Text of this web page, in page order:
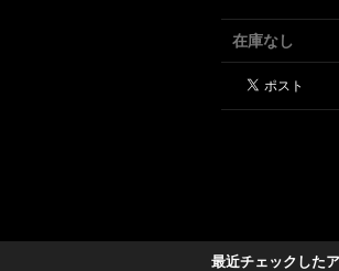
在庫なし
最近チェックした